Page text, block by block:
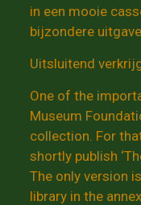
in een mooie
bijzondere
Uitsluitend
One of the
Museum
collection. For
shortly publish
The only version
library in the